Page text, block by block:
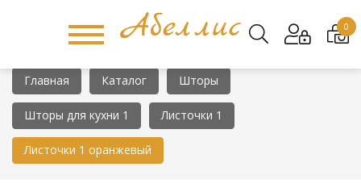
Главная Каталог Шторы
Шторы для кухни 1 Листочки 1
Листочки 1 оранжевый
0